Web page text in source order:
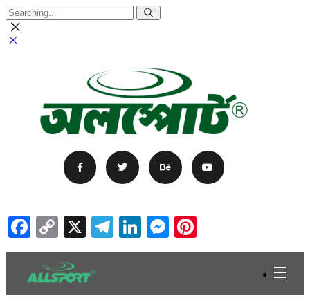
Facebook
Copy
Link
X Telegram
LinkedIn
Messenger